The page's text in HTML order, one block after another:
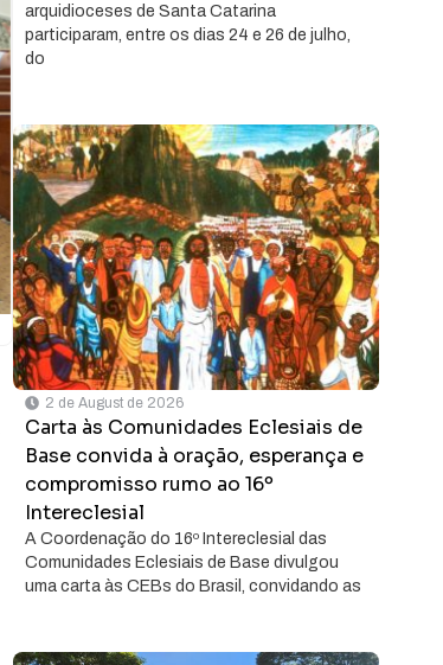
arquidioceses de Santa Catarina
participaram, entre os dias 24 e 26 de julho,
do
2 de August de 2026
Carta às Comunidades Eclesiais de
Base convida à oração, esperança e
compromisso rumo ao 16º
Intereclesial
A Coordenação do 16º Intereclesial das
Comunidades Eclesiais de Base divulgou
uma carta às CEBs do Brasil, convidando as